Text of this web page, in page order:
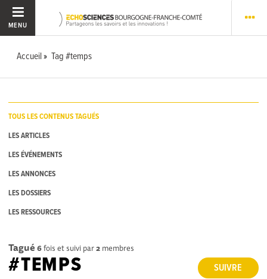
MENU
Accueil Tag #temps
TOUS LES CONTENUS TAGUÉS
LES ARTICLES
LES ÉVÉNEMENTS
LES ANNONCES
LES DOSSIERS
LES RESSOURCES
Tagué 6fois et suivi par2 membres
SUIVRE
#TEMPS